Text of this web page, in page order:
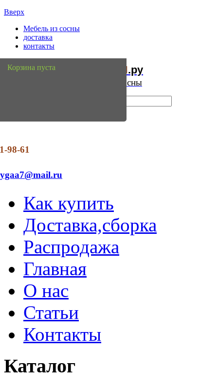
Вверх
Мебель из сосны
доставка
контакты
Мебель Сосны.ру
Интернет магазин мебели из сосны
98-61
Как купить
Доставка,сборка
Распродажа
Главная
О нас
Статьи
Контакты
Корзина пуста
Каталог